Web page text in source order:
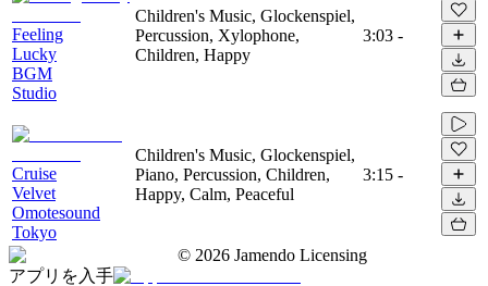
Feeling
Lucky
BGM
Studio
Children's Music, Glockenspiel,
Percussion, Xylophone,
Children, Happy
3:03 -
Cruise
Velvet
Omotesound
Tokyo
Children's Music, Glockenspiel,
Piano, Percussion, Children,
Happy, Calm, Peaceful
3:15 -
© 2026 Jamendo Licensing
アプリを入手